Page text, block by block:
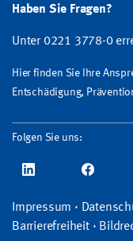
Haben Sie Fragen?
Unter 0221 3778-0
Hier finden Sie Ihre
Entschädigung,
Folgen Sie uns:
Impressum ·
Barrierefreiheit·